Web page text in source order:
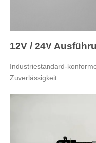
12V / 24V
Industriestandard-
Zuverlässigkeit